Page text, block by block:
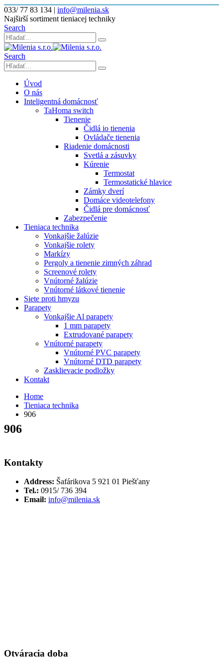
033/ 77 83 134 | info@milenia.sk
Najširší sortiment tieniacej techniky
Search
Search
Úvod
O nás
Inteligentná domácnosť
TaHoma switch
Tienenie
Čidlá io tienenia
Ovládače tienenia
Riadenie domácnosti
Svetlá a zásuvky
Kúrenie
Termostat
Termostatické hlavice
Zámky dverí
Domáce videotelefony
Čidlá pre domácnosť
Zabezpečenie
Tieniaca technika
Vonkajšie žalúzie
Vonkajšie rolety
Markízy
Pergoly a tienenie zimných záhrad
Screenové rolety
Vnútorné žalúzie
Vnútorné látkové tienenie
Siete proti hmyzu
Parapety
Vonkajšie Al parapety
1 mm parapety
Extrudované parapety
Vnútorné parapety
Vnútorné PVC parapety
Vnútorné DTD parapety
Zasklievacie podložky
Kontakt
Home
Tieniaca technika
906
906
Kontakty
Address: Šafárikova 5 921 01 Piešťany
Tel.: 0915/ 736 394
Email: info@milenia.sk
Otváracia doba